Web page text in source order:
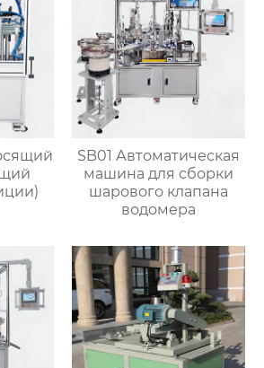
SB01 Автоматическая
машина для сборки
шарового клапана
водомера